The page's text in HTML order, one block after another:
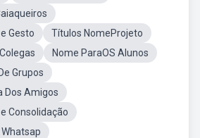
Gesto
Títulos NomeProjeto
Nome ParaOS Alunos
Grupos
Dos Amigos
Consolidação
Whatsap